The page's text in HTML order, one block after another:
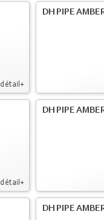
détail+
DH PIPE
détail+
DH PIPE
DH PIPE